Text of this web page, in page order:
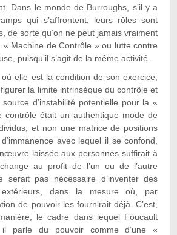
Dans le monde de Burroughs, s’il y a
qui s’affrontent, leurs rôles sont
de sorte qu’on ne peut jamais vraiment
« Machine de Contrôle » ou lutte contre
puisqu’il s’agit de la même activité.
elle est la condition de son exercice,
la limite intrinsèque du contrôle et
d’instabilité potentielle pour la «
contrôle était un authentique mode de
et non une matrice de positions
avec lequel il se confond,
laissée aux personnes suffirait à
au profit de l’un ou de l’autre
serait pas nécessaire d’inventer des
extérieurs, dans la mesure où, par
de pouvoir les fournirait déjà. C’est,
le cadre dans lequel Foucault
il parle du pouvoir comme d’une «